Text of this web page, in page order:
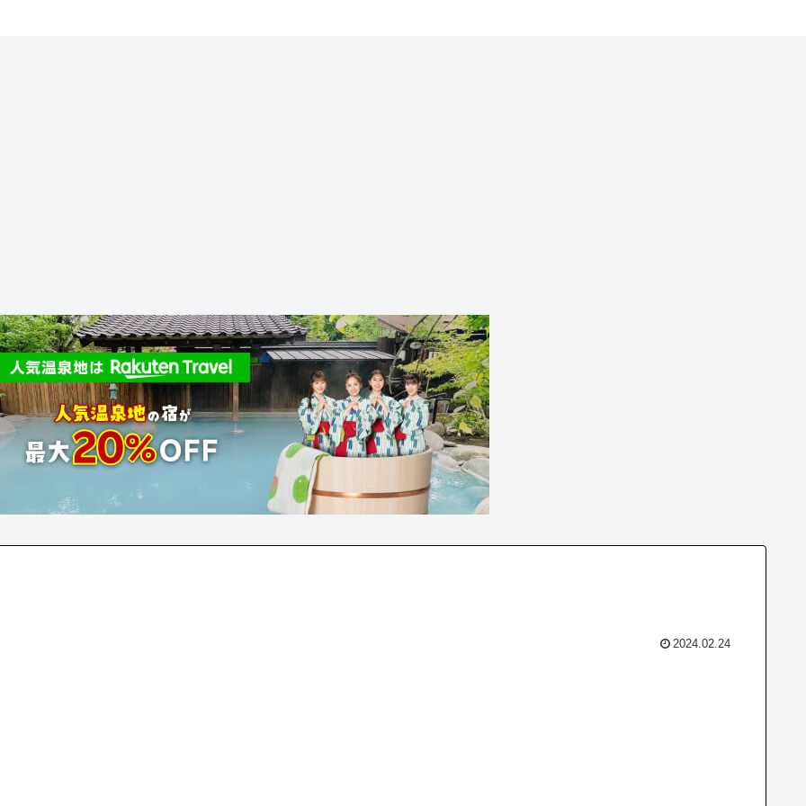
2024.02.24